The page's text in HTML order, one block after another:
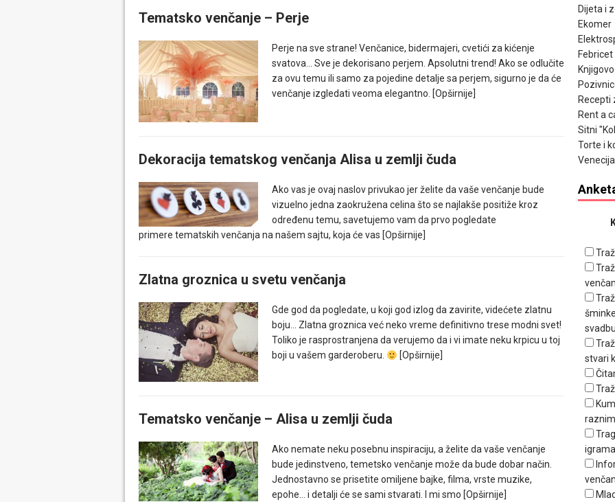
Tematsko venčanje – Perje
Perje na sve strane! Venčanice, bidermajeri, cvetići za kićenje
svatova… Sve je dekorisano perjem. Apsolutni trend! Ako se odlučite
za ovu temu ili samo za pojedine detalje sa perjem, sigurno je da će
venčanje izgledati veoma elegantno. [Opširnije]
Dekoracija tematskog venčanja Alisa u zemlji čuda
Ako vas je ovaj naslov privukao jer želite da vaše venčanje bude
vizuelno jedna zaokružena celina što se najlakše positiže kroz
određenu temu, savetujemo vam da prvo pogledate
primere tematskih venčanja na našem sajtu, koja će vas [Opširnije]
Zlatna groznica u svetu venčanja
Gde god da pogledate, u koji god izlog da zavirite, videćete zlatnu
boju… Zlatna groznica već neko vreme definitivno trese modni svet!
Toliko je rasprostranjena da verujemo da i vi imate neku krpicu u toj
boji u vašem garderoberu.
[Opširnije]
Tematsko venčanje – Alisa u zemlji čuda
Ako nemate neku posebnu inspiraciju, a želite da vaše venčanje
bude jedinstveno, temetsko venčanje može da bude dobar način.
Jednostavno se prisetite omiljene bajke, filma, vrste muzike,
epohe… i detalji će se sami stvarati. I mi smo [Opširnije]
Dijeta i
Ekomer
Febricet
Recepti
Rent a
Sitni
Torte i
stvari